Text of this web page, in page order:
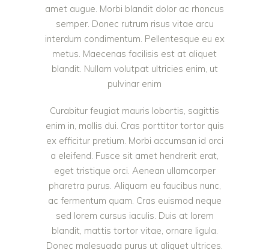
amet augue. Morbi blandit dolor ac rhoncus
semper. Donec rutrum risus vitae arcu
interdum condimentum. Pellentesque eu ex
metus. Maecenas facilisis est at aliquet
blandit. Nullam volutpat ultricies enim, ut
pulvinar enim
Curabitur feugiat mauris lobortis, sagittis
enim in, mollis dui. Cras porttitor tortor quis
ex efficitur pretium. Morbi accumsan id orci
a eleifend. Fusce sit amet hendrerit erat,
eget tristique orci. Aenean ullamcorper
pharetra purus. Aliquam eu faucibus nunc,
ac fermentum quam. Cras euismod neque
sed lorem cursus iaculis. Duis at lorem
blandit, mattis tortor vitae, ornare ligula.
Donec malesuada purus ut aliquet ultrices.